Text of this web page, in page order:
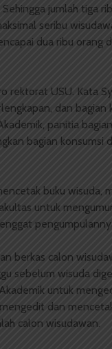
jumlah tiga
seribu
dua ribu orang
rektorat USU. Kata
dan bagian
panitia
bagian konsumsi
buku wisuda,
untuk
berkas calon
sebelum wisuda
untuk
dan
calon wisudawan.